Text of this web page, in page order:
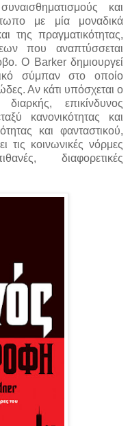
και
με μία μοναδικά
της πραγματικότητας,
που αναπτύσσεται
Ο Barker δημιουργεί
σύμπαν στο οποίο
Αν κάτι υπόσχεται ο
επικίνδυνος
κανονικότητας και
και φανταστικού,
τις κοινωνικές νόρμες
διαφορετικές